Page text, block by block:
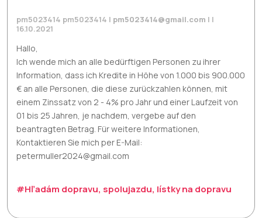
pm5023414 pm5023414 | pm5023414@gmail.com | |
16.10.2021
Hallo,
Ich wende mich an alle bedürftigen Personen zu ihrer
Information, dass ich Kredite in Höhe von 1.000 bis 900.000
€ an alle Personen, die diese zurückzahlen können, mit
einem Zinssatz von 2 - 4% pro Jahr und einer Laufzeit von
01 bis 25 Jahren, je nachdem, vergebe auf den
beantragten Betrag. Für weitere Informationen,
Kontaktieren Sie mich per E-Mail:
petermuller2024@gmail.com
#Hľadám dopravu, spolujazdu, lístky na dopravu